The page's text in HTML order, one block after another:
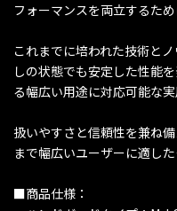
フォーマンスを両立するた
これまでに培われた技術と
しの状態でも安定した性能
る幅広い用途に対応可能な実
扱いやすさと信頼性を兼ね
まで幅広いユーザーに適した
■商品仕様：